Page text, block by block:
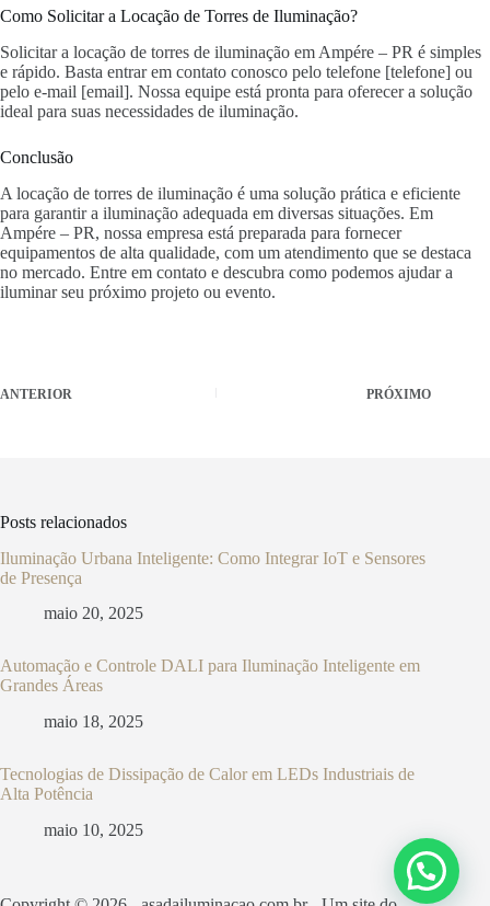
Como Solicitar a Locação de Torres de Iluminação?
Solicitar a locação de torres de iluminação em Ampére – PR é simples
e rápido. Basta entrar em contato conosco pelo telefone [telefone] ou
pelo e-mail [email]. Nossa equipe está pronta para oferecer a solução
ideal para suas necessidades de iluminação.
Conclusão
A locação de torres de iluminação é uma solução prática e eficiente
para garantir a iluminação adequada em diversas situações. Em
Ampére – PR, nossa empresa está preparada para fornecer
equipamentos de alta qualidade, com um atendimento que se destaca
no mercado. Entre em contato e descubra como podemos ajudar a
iluminar seu próximo projeto ou evento.
ANTERIOR PRÓXIMO
Posts relacionados
Iluminação Urbana Inteligente: Como Integrar IoT e Sensores
de Presença
maio 20, 2025
Automação e Controle DALI para Iluminação Inteligente em
Grandes Áreas
maio 18, 2025
Tecnologias de Dissipação de Calor em LEDs Industriais de
Alta Potência
maio 10, 2025